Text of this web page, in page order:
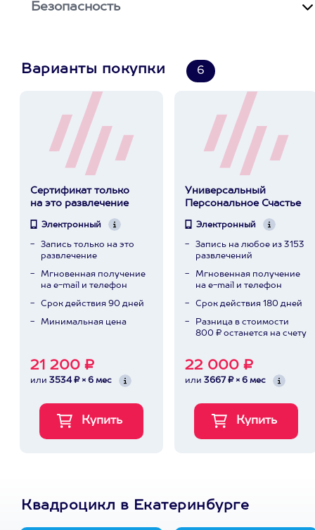
Безопасность
Варианты покупки 6
Сертификат только
на это развлечение
Электронный
Запись только на это
развлечение
Мгновенная получение
на e-mail и телефон
Срок действия 90 дней
Минимальная цена
21 200 ₽
или 3534 ₽ × 6 мес
Универсальный
Персональное Счастье
Электронный
Запись на любое из 3153
развлечений
Мгновенная получение
на e-mail и телефон
Срок действия 180 дней
Разница в стоимости
800 ₽ останется на счету
22 000 ₽
или 3667 ₽ × 6 мес
Квадроцикл в Екатеринбурге